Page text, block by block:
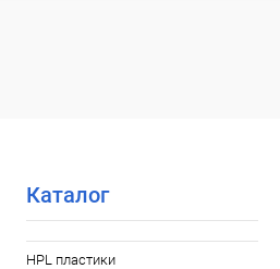
Каталог
HPL пластики